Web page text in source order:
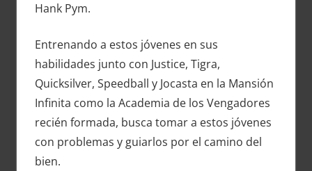
Hank Pym.
Entrenando a estos jóvenes en sus
habilidades junto con Justice, Tigra,
Quicksilver, Speedball y Jocasta en la Mansión
Infinita como la Academia de los Vengadores
recién formada, busca tomar a estos jóvenes
con problemas y guiarlos por el camino del
bien.